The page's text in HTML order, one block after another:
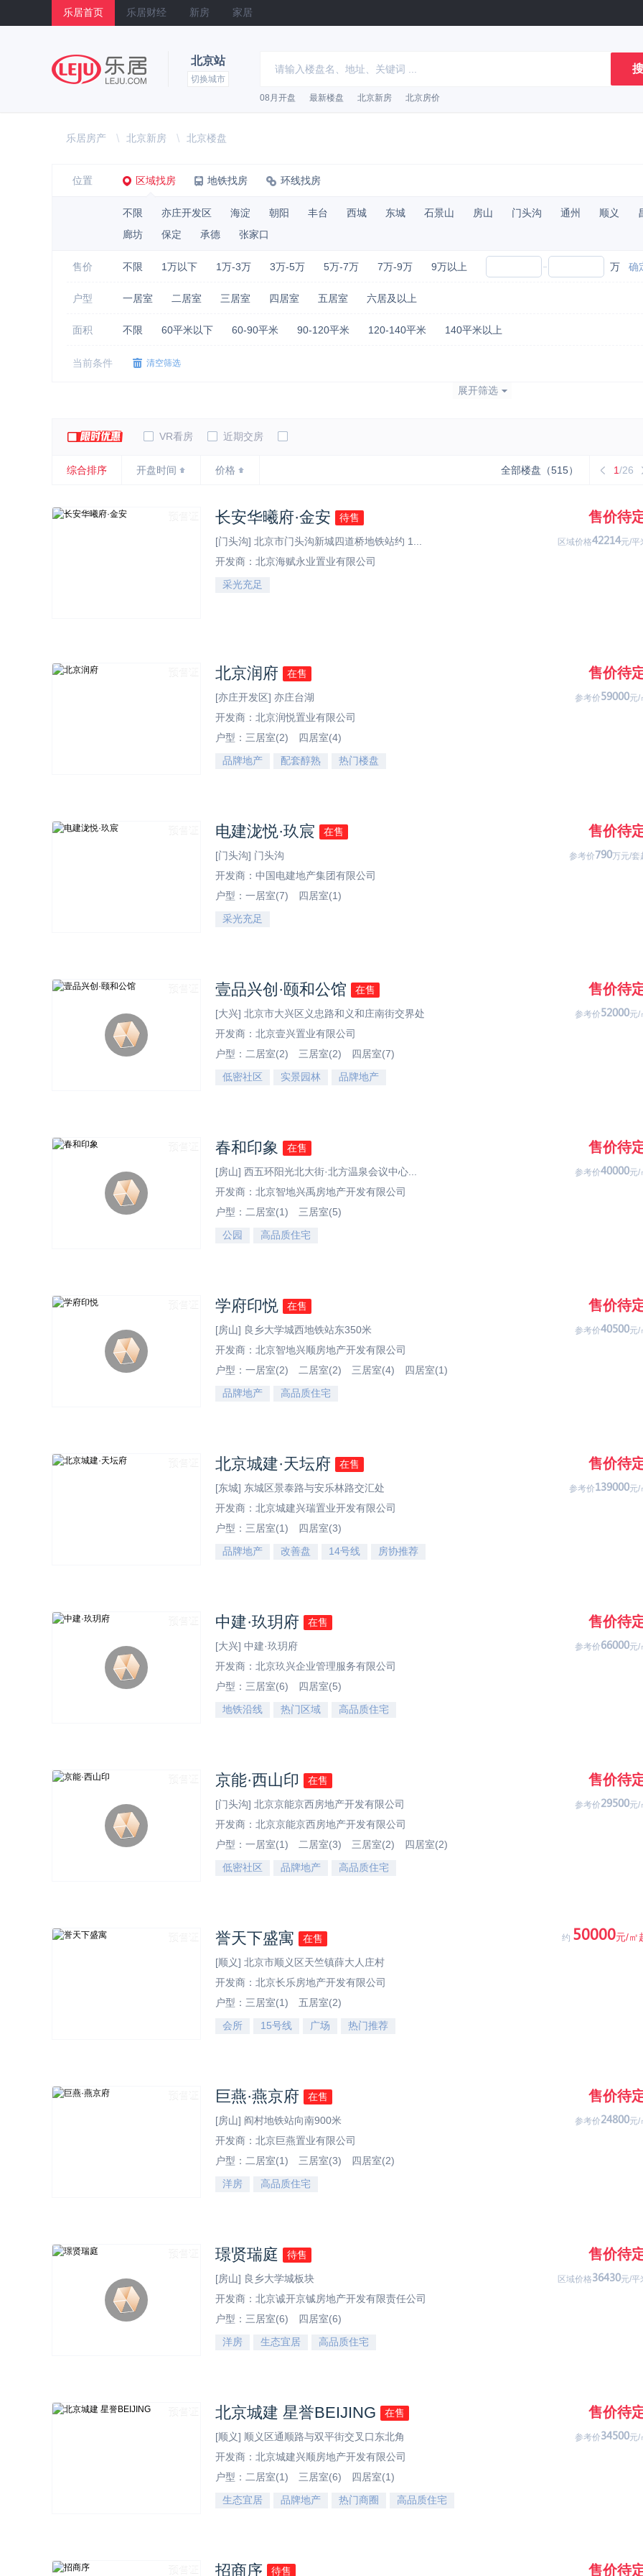
乐居首页 乐居财经 新房 家居
北京站
切换城市
08月开盘 最新楼盘 北京新房 北京房价
乐居房产 \ 北京新房 \ 北京楼盘
位置 区域找房 地铁找房 环线找房
不限 亦庄开发区 海淀 朝阳 丰台 西城 东城 石景山 房山 门头沟 通州 顺义
廊坊
保定 承德 张家口
售价 不限 1万以下 1万-3万 3万-5万 5万-7万 7万-9万 9万以上 万 确
户型 一居室 二居室 三居室 四居室 五居室 六居及以上
面积 不限 60平米以下 60-90平米 90-120平米 120-140平米 140平米以上
楼盘时刻 不限 最新取证
工业
当前条件 清空筛选
展开筛选
VR看房 近期交房
综合排序 开盘时间 价格 全部楼盘（515） 1/26
长安华曦府·金安 待售
[门头沟] 北京市门头沟新城四道桥地铁站约 1...
开发商：北京海赋永业置业有限公司
采光充足
售价待
区域价格54475元/平
北京润府 在售
[亦庄开发区] 亦庄台湖
开发商：北京润悦置业有限公司
户型： 三居室(2)
四居室(4)
品牌地产
配套醇熟 热门楼盘
售价待
参考价01333元/
电建泷悦·玖宸 在售
[门头沟] 门头沟
开发商：中国电建地产集团有限公司
户型： 一居室(7)
四居室(1)
采光充足
售价待
参考价 813万元/套
壹品兴创·颐和公馆 在售
[大兴] 北京市大兴区义忠路和义和庄南街交界处
开发商：北京壹兴置业有限公司
户型： 二居室(2) 三居室(2)
四居室(7)
低密社区
实景园林 品牌地产
售价待
参考价04333元/
春和印象 在售
[房山] 西五环阳光北大街·北方温泉会议中心...
开发商：北京智地兴禹房地产开发有限公司
户型： 二居室(1)
三居室(5)
公园
高品质住宅
售价待
参考价53333元/
学府印悦 在售
[房山] 良乡大学城西地铁站东350米
开发商：北京智地兴顺房地产开发有限公司
户型： 一居室(2) 二居室(2) 三居室(4)
四居室(1)
品牌地产
高品质住宅
售价待
参考价53033元/
北京城建·天坛府 在售
[东城] 东城区景泰路与安乐林路交汇处
开发商：北京城建兴瑞置业开发有限公司
户型： 三居室(1)
四居室(3)
品牌地产
改善盘 14号线 房协推荐
售价待
参考价761333元/
中建·玖玥府 在售
[大兴] 中建·玖玥府
开发商：北京玖兴企业管理服务有限公司
户型： 三居室(6)
四居室(5)
地铁沿线
热门区域 高品质住宅
售价待
参考价99333元/
京能·西山印 在售
[门头沟] 北京京能京西房地产开发有限公司
开发商：北京京能京西房地产开发有限公司
户型： 一居室(1) 二居室(3) 三居室(2)
四居室(2)
低密社区
品牌地产 高品质住宅
售价待
参考价41033元/
誉天下盛寓 在售
[顺义] 北京市顺义区天竺镇薛大人庄村
开发商：北京长乐房地产开发有限公司
户型： 三居室(1)
五居室(2)
会所
15号线 广场 热门推荐
约 03333元/㎡
巨燕·燕京府 在售
[房山] 阎村地铁站向南900米
开发商：北京巨燕置业有限公司
户型： 二居室(1) 三居室(3)
四居室(2)
洋房
高品质住宅
售价待
参考价45233元/
璟贤瑞庭 待售
[房山] 良乡大学城板块
开发商：北京诚开京铖房地产开发有限责任公司
户型： 三居室(6)
四居室(6)
洋房
生态宜居 高品质住宅
售价待
区域价格69563元/平
北京城建 星誉BEIJING 在售
[顺义] 顺义区通顺路与双平街交叉口东北角
开发商：北京城建兴顺房地产开发有限公司
户型： 二居室(1) 三居室(6)
四居室(1)
生态宜居
品牌地产 热门商圈 高品质住宅
售价待
参考价65033元/
招商序 待售 售价待